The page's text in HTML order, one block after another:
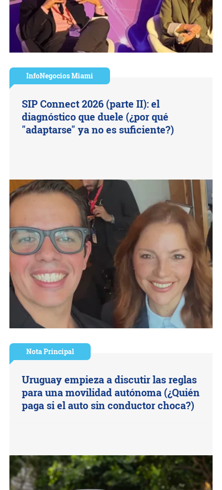
InfoNegocios Miami
SIP Connect 2026 (parte II): el
diagnóstico que duele (¿por qué
"adaptarse" ya no es suficiente?)
Nota Principal
Uruguay empieza a discutir las reglas
para una movilidad autónoma (¿Quién
paga si el auto sin conductor choca?)